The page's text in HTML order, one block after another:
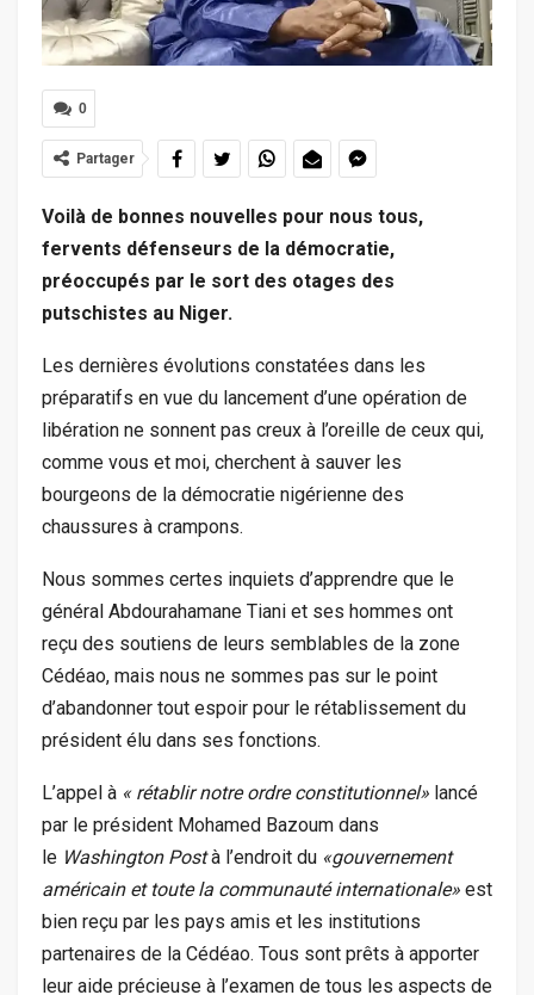
0
Partager
Voilà de bonnes nouvelles pour nous tous,
fervents défenseurs de la démocratie,
préoccupés par le sort des otages des
putschistes au Niger.
Les dernières évolutions constatées dans les
préparatifs en vue du lancement d’une opération de
libération ne sonnent pas creux à l’oreille de ceux qui,
comme vous et moi, cherchent à sauver les
bourgeons de la démocratie nigérienne des
chaussures à crampons.
Nous sommes certes inquiets d’apprendre que le
général Abdourahamane Tiani et ses hommes ont
reçu des soutiens de leurs semblables de la zone
Cédéao, mais nous ne sommes pas sur le point
d’abandonner tout espoir pour le rétablissement du
président élu dans ses fonctions.
L’appel à « rétablir notre ordre constitutionnel» lancé
par le président Mohamed Bazoum dans
le Washington Postà l’endroit du «gouvernement
américain et toute la communauté internationale» est
bien reçu par les pays amis et les institutions
partenaires de la Cédéao. Tous sont prêts à apporter
leur aide précieuse à l’examen de tous les aspects de